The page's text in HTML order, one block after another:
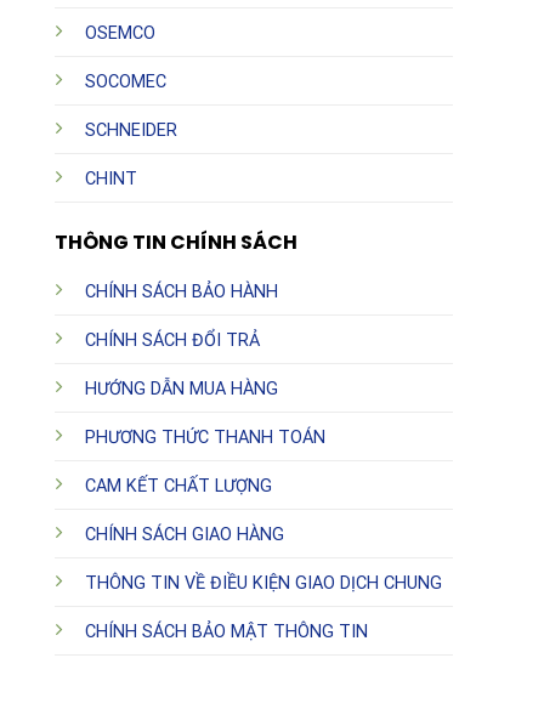
OSEMCO
SOCOMEC
SCHNEIDER
CHINT
THÔNG TIN CHÍNH SÁCH
CHÍNH SÁCH BẢO HÀNH
CHÍNH SÁCH ĐỔI TRẢ
HƯỚNG DẪN MUA HÀNG
PHƯƠNG THỨC THANH TOÁN
CAM KẾT CHẤT LƯỢNG
CHÍNH SÁCH GIAO HÀNG
THÔNG TIN VỀ ĐIỀU KIỆN GIAO DỊCH CHUNG
CHÍNH SÁCH BẢO MẬT THÔNG TIN